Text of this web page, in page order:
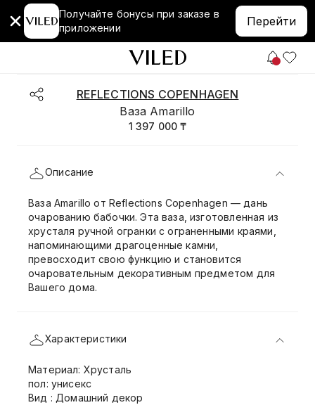
Получайте бонусы при заказе в
приложении
Перейти
REFLECTIONS COPENHAGEN
Ваза Amarillo
1 397 000 ₸
Описание
Ваза Amarillo от Reflections Copenhagen — дань
очарованию бабочки. Эта ваза, изготовленная из
хрусталя ручной огранки с ограненными краями,
напоминающими драгоценные камни,
превосходит свою функцию и становится
очаровательным декоративным предметом для
Вашего дома.
Характеристики
Материал: Хрусталь
пол: унисекс
Вид : Домашний декор